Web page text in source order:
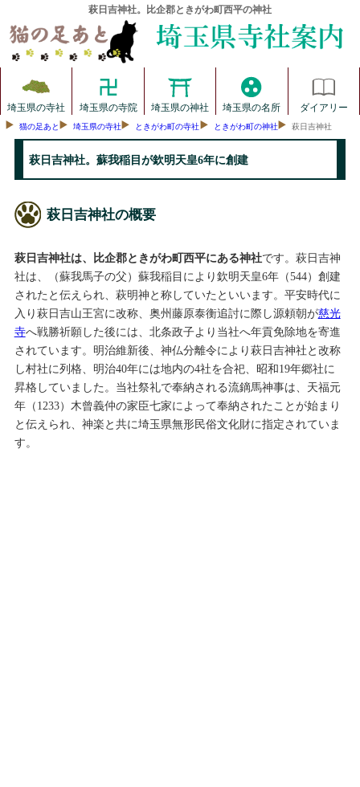
萩日吉神社。比企郡ときがわ町西平の神社
埼玉県の寺社 埼玉県の寺院 埼玉県の神社 埼玉県の名所 ダイアリー
猫の足あと 埼玉県の寺社 ときがわ町の寺社 ときがわ町の神社 萩日吉神社
萩日吉神社。蘇我稲目が欽明天皇6年に創建
萩日吉神社の概要
萩日吉神社は、比企郡ときがわ町西平にある神社です。萩日吉神
社は、（蘇我馬子の父）蘇我稲目により欽明天皇6年（544）創建
されたと伝えられ、萩明神と称していたといいます。平安時代に
入り萩日吉山王宮に改称、奥州藤原泰衡追討に際し源頼朝が慈光
寺へ戦勝祈願した後には、北条政子より当社へ年貢免除地を寄進
されています。明治維新後、神仏分離令により萩日吉神社と改称
し村社に列格、明治40年には地内の4社を合祀、昭和19年郷社に
昇格していました。当社祭礼で奉納される流鏑馬神事は、天福元
年（1233）木曾義仲の家臣七家によって奉納されたことが始まり
と伝えられ、神楽と共に埼玉県無形民俗文化財に指定されていま
す。